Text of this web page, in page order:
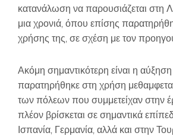
κατανάλωση να παρουσιάζεται στη
μια χρονιά, όπου επίσης
χρήσης της, σε σχέση με τον
Ακόμη σημαντικότερη είναι η
παρατηρήθηκε στη χρήση
των πόλεων που συμμετείχαν στην
πλέον βρίσκεται σε σημαντικά
Ισπανία, Γερμανία, αλλά και στην